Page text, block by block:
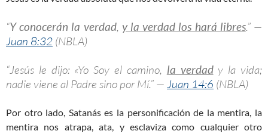
“Y conocerán la verdad, y la verdad los hará libres.” —
Juan 8:32 (NBLA)
“Jesús le dijo: «Yo Soy el camino, la verdady la vida;
nadie viene al Padre sino por Mí.” — Juan 14:6 (NBLA)
Por otro lado, Satanás es la personificación de la mentira, la
mentira nos atrapa, ata, y esclaviza como cualquier otro